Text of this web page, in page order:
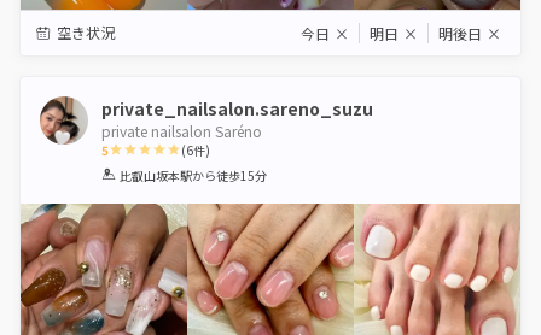
空き状況 今日 × 明日 × 明後日 ×
private_nailsalon.sareno_suzu
private nailsalon Saréno
5
1 2 3 4 5
(6件)
比叡山坂本駅から徒歩15分